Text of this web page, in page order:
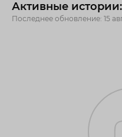
Активные истории:
Последнее обновление: 15